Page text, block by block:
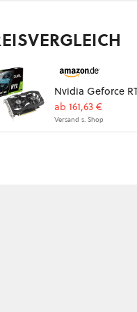
Nvidia Geforce
ab 161,63 €
Versand s. Shop